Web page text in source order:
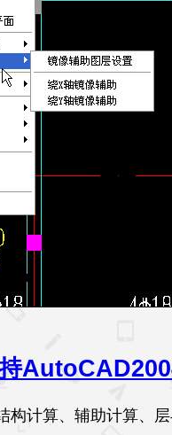
计算、辅助计算、